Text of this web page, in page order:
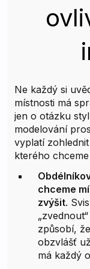
Ne každý si
místnosti má
jen o otázku
modelování
vyplatí
kterého
chceme
zvýšit.
způsobí,
obzvlášť
má každý